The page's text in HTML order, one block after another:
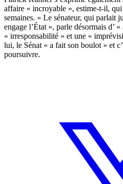
affaire « incroyable », estime-t-il,
semaines. » Le sénateur, qui parlait
engage l’État », parle désormais d’
« irresponsabilité » et une «
lui, le Sénat « a fait son boulot » et
poursuivre.